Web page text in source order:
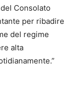
Consolato
per ribadire
del regime
alta